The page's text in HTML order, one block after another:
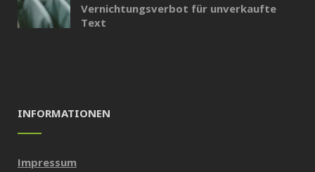
Vernichtungsverbot für unverkaufte
Text
INFORMATIONEN
Impressum